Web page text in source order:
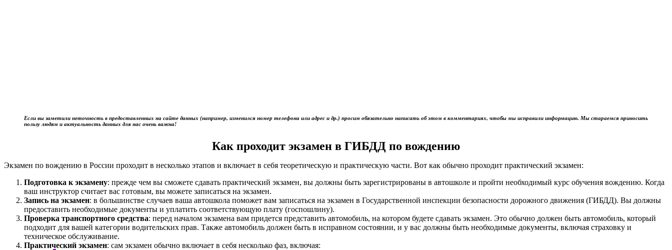
Если вы заметили неточность в предоставленных на сайте данных (например, изменился номер телефона или адрес и др.) просим обязательно написать об этом в комментариях, чтобы мы исправили информацию. Мы стараемся приносить
пользу людям и актуальность данных для нас очень важна!
Как проходит экзамен в ГИБДД по вождению
Экзамен по вождению в России проходит в несколько этапов и включает в себя теоретическую и практическую части. Вот как обычно проходит практический экзамен:
Подготовка к экзамену: прежде чем вы сможете сдавать практический экзамен, вы должны быть зарегистрированы в автошколе и пройти необходимый курс обучения вождению. Когда
ваш инструктор считает вас готовым, вы можете записаться на экзамен.
Запись на экзамен: в большинстве случаев ваша автошкола поможет вам записаться на экзамен в Государственной инспекции безопасности дорожного движения (ГИБДД). Вы должны
предоставить необходимые документы и уплатить соответствующую плату (госпошлину).
Проверка транспортного средства: перед началом экзамена вам придется представить автомобиль, на котором будете сдавать экзамен. Это обычно должен быть автомобиль, который
подходит для вашей категории водительских прав. Также автомобиль должен быть в исправном состоянии, и у вас должны быть необходимые документы, включая страховку и
техническое обслуживание.
Практический экзамен: сам экзамен обычно включает в себя несколько фаз, включая: